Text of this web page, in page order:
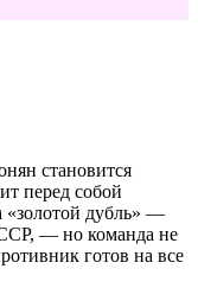
становится
перед собой
«золотой дубль» —
— но команда не
готов на все